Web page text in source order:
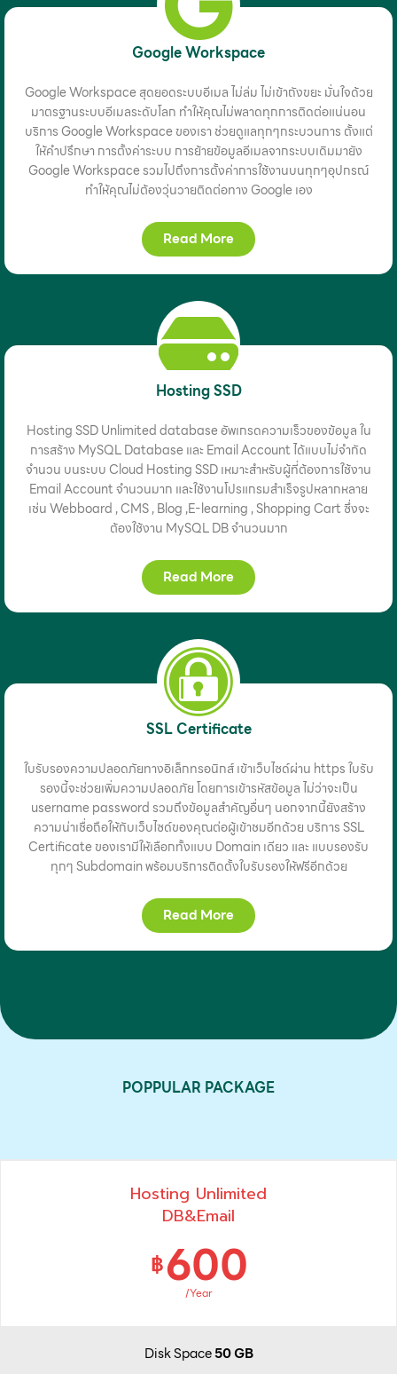
Google Workspace
Google Workspace สุดยอดระบบอีเมล ไม่ล่ม ไม่เข้าถังขยะ มั่นใจด้วย
มาตรฐานระบบอีเมลระดับโลก ทำให้คุณไม่พลาดทุกการติดต่อแน่นอน
บริการ Google Workspace ของเรา ช่วยดูแลทุกๆกระบวนการ ตั้งแต่
ให้คำปรึกษา การตั้งค่าระบบ การย้ายข้อมูลอีเมลจากระบบเดิมมายัง
Google Workspace รวมไปถึงการตั้งค่าการใช้งานบนทุกๆอุปกรณ์
ทำให้คุณไม่ต้องวุ่นวายติดต่อทาง Google เอง
Read More
Hosting SSD
Hosting SSD Unlimited database อัพเกรดความเร็วของข้อมูล ใน
การสร้าง MySQL Database และ Email Account ได้แบบไม่จำกัด
จำนวน บนระบบ Cloud Hosting SSD เหมาะสำหรับผู้ที่ต้องการใช้งาน
Email Account จำนวนมาก และใช้งานโปรแกรมสำเร็จรูปหลากหลาย
เช่น Webboard , CMS , Blog ,E-learning , Shopping Cart ซึ่งจะ
ต้องใช้งาน MySQL DB จำนวนมาก
Read More
SSL Certificate
ใบรับรองความปลอดภัยทางอิเล็กทรอนิกส์ เข้าเว็บไซด์ผ่าน https ใบรับ
รองนี้จะช่วยเพิ่มความปลอดภัย โดยการเข้ารหัสข้อมูล ไม่ว่าจะเป็น
username password รวมถึงข้อมูลสำคัญอื่นๆ นอกจากนี้ยังสร้าง
ความน่าเชื่อถือให้กับเว็บไซด์ของคุณต่อผู้เข้าชมอีกด้วย บริการ SSL
Certificate ของเรามีให้เลือกทั้งแบบ Domain เดียว และ แบบรองรับ
ทุกๆ Subdomain พร้อมบริการติดตั้งใบรับรองให้ฟรีอีกด้วย
Read More
POPPULAR PACKAGE
Hosting Unlimited
DB&Email
฿600
/Year
Disk Space50 GB